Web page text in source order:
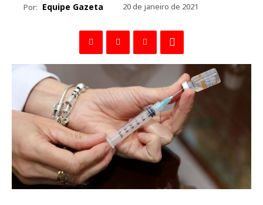
Por: Equipe Gazeta 20 de janeiro de 2021